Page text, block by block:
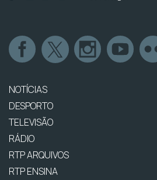
NOTÍCIAS
DESPORTO
TELEVISÃO
RÁDIO
RTP ARQUIVOS
RTP ENSINA